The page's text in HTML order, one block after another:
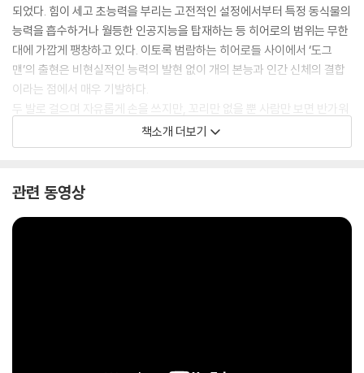
되었다. 힘이 세고 초능력을 부리는 고전적인 설정에서부터 특정 동식물의
능력을 흡수하거나 월등한 인공지능을 탑재하는 등 히어로의 범위는 무한
대에 가깝게 팽창하고 있다. 이토록 범람하는 히어로들 사이에서 ‘도그
맨’의 출현은 비현실적인 능력의 발현 없이 개의 본능과 인간 신체의 결합
이라는 점에서 매우 기발하다.
두 발로 걸으며 자유롭게 손을 쓰지만, 꼬리만 없을 뿐 사람만 보면 반가워
어쩔 줄 모른다. 휴대 전화를 쓸 줄 알지만, 동시에 쓰레기통을 뒤엎고 슬리
퍼를 물어뜯으며 경찰서를 엉망으로 어질러 놓는다. 이처럼 말 그대로 ‘도
상상력을 고스란히 옮겨놓은 것처럼 생동감 넘치며, 그로 인해 독자는 결
없을 것이다.
책소개 더보기
관련 동영상